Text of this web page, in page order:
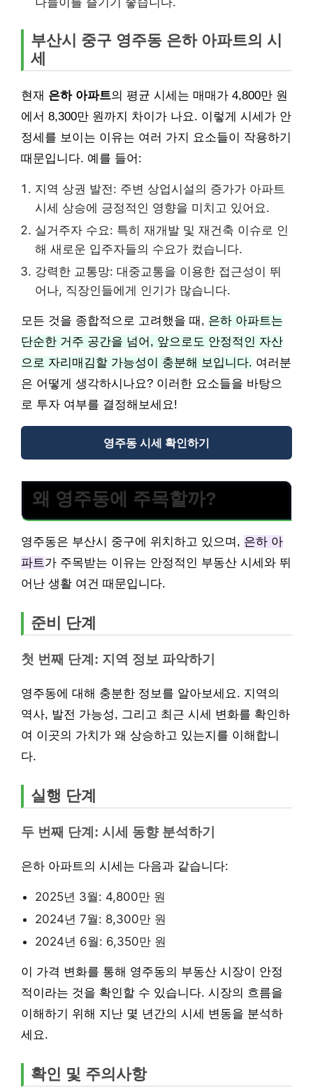
부산시 중구 영주동 은하 아파트의 시
세
현재 은하 아파트의 평균 시세는 매매가 4,800만 원
에서 8,300만 원까지 차이가 나요. 이렇게 시세가 안
정세를 보이는 이유는 여러 가지 요소들이 작용하기
때문입니다. 예를 들어:
지역 상권 발전: 주변 상업시설의 증가가 아파트
시세 상승에 긍정적인 영향을 미치고 있어요.
실거주자 수요: 특히 재개발 및 재건축 이슈로 인
해 새로운 입주자들의 수요가 컸습니다.
강력한 교통망: 대중교통을 이용한 접근성이 뛰
어나, 직장인들에게 인기가 많습니다.
모든 것을 종합적으로 고려했을 때, 은하 아파트는
단순한 거주 공간을 넘어, 앞으로도 안정적인 자산
으로 자리매김할 가능성이 충분해 보입니다. 여러분
은 어떻게 생각하시나요? 이러한 요소들을 바탕으
로 투자 여부를 결정해보세요!
영주동 시세 확인하기
왜 영주동에 주목할까?
영주동은 부산시 중구에 위치하고 있으며, 은하 아
파트가 주목받는 이유는 안정적인 부동산 시세와 뛰
어난 생활 여건 때문입니다.
준비 단계
첫 번째 단계: 지역 정보 파악하기
영주동에 대해 충분한 정보를 알아보세요. 지역의
역사, 발전 가능성, 그리고 최근 시세 변화를 확인하
여 이곳의 가치가 왜 상승하고 있는지를 이해합니
다.
실행 단계
두 번째 단계: 시세 동향 분석하기
은하 아파트의 시세는 다음과 같습니다:
2025년 3월: 4,800만 원
2024년 7월: 8,300만 원
2024년 6월: 6,350만 원
이 가격 변화를 통해 영주동의 부동산 시장이 안정
적이라는 것을 확인할 수 있습니다. 시장의 흐름을
이해하기 위해 지난 몇 년간의 시세 변동을 분석하
세요.
확인 및 주의사항